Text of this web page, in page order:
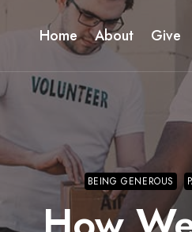
Home About Give
BEING GENEROUS